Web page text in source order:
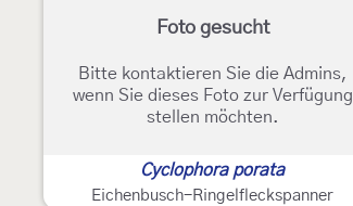
Foto gesucht
Bitte kontaktieren Sie die Admins,
wenn Sie dieses Foto zur Verfügung
stellen möchten.
Cyclophora porata
Eichenbusch-Ringelfleckspanner